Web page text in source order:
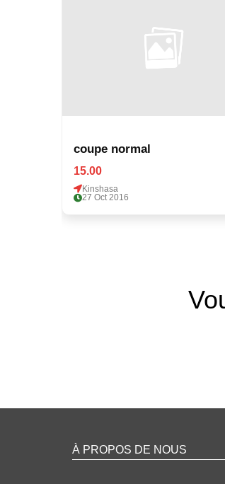
coupe normal
15.00
Kinshasa
27 Oct 2016
À PROPOS DE NOUS